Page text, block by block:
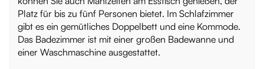
Platz für bis zu fünf Personen bietet. Im Schlafzimmer
gibt es ein gemütliches Doppelbett und eine Kommode.
Das Badezimmer ist mit einer großen Badewanne und
einer Waschmaschine ausgestattet.